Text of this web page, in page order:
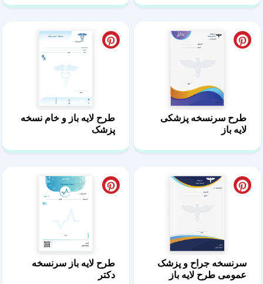
طرح سرنسخه پزشکی
لایه باز
طرح لایه باز و خام نسخه
پزشک
سرنسخه جراح و پزشک
عمومی طرح لایه باز
طرح لایه باز سرنسخه
دکتر